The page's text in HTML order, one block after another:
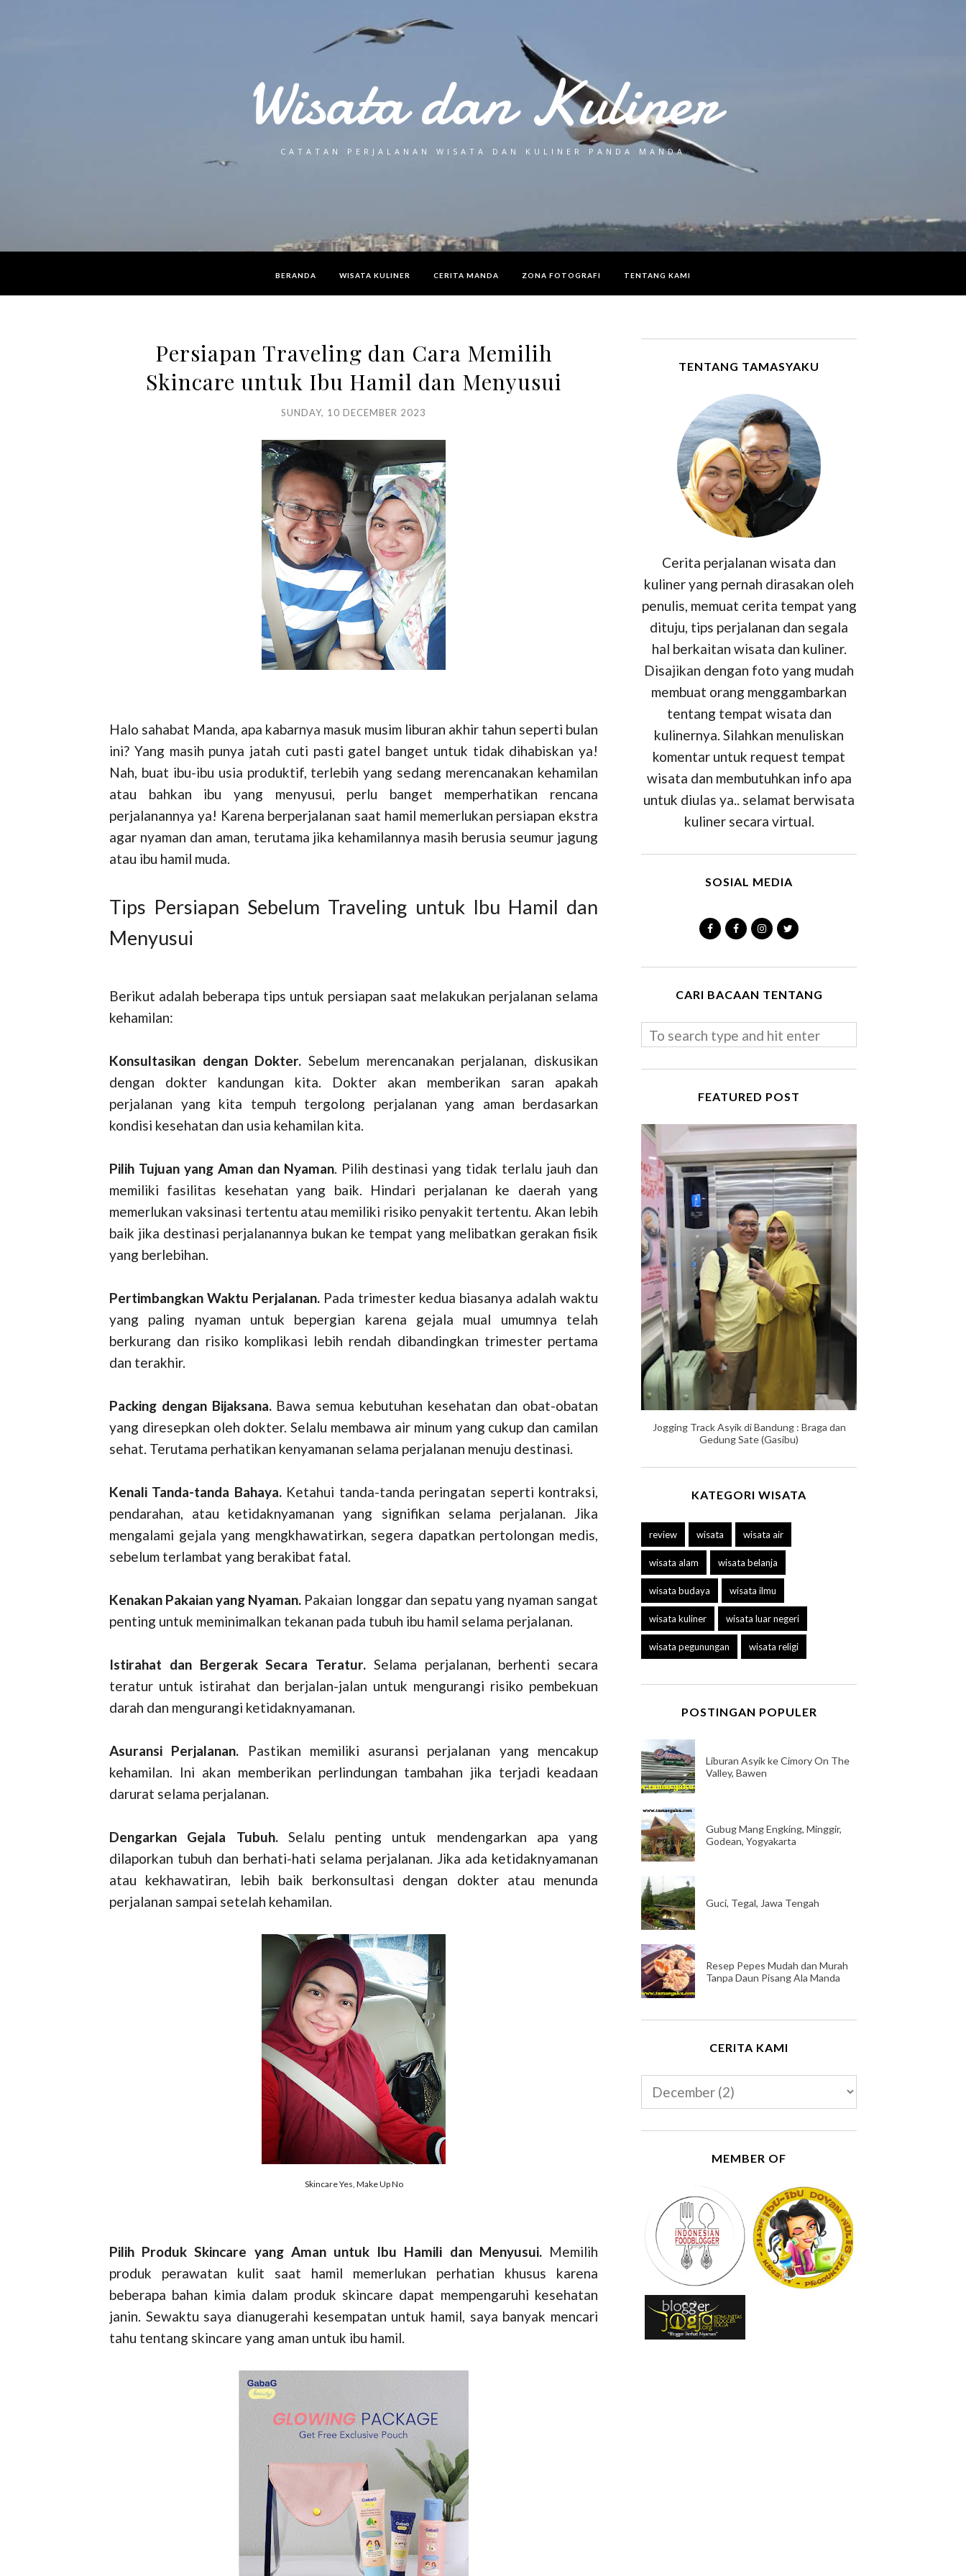
Wisata dan Kuliner
CATATAN PERJALANAN WISATA DAN KULINER PANDA MANDA
BERANDA WISATA KULINER CERITA MANDA ZONA FOTOGRAFI TENTANG KAMI
Persiapan Traveling dan Cara Memilih
Skincare untuk Ibu Hamil dan Menyusui
SUNDAY, 10 DECEMBER 2023
Halo sahabat Manda, apa kabarnya masuk musim liburan akhir tahun seperti bulan
ini? Yang masih punya jatah cuti pasti gatel banget untuk tidak dihabiskan ya!
Nah, buat ibu-ibu usia produktif, terlebih yang sedang merencanakan kehamilan
atau bahkan ibu yang menyusui, perlu banget memperhatikan rencana
perjalanannya ya! Karena berperjalanan saat hamil memerlukan persiapan ekstra
agar nyaman dan aman, terutama jika kehamilannya masih berusia seumur jagung
atau ibu hamil muda.
Tips Persiapan Sebelum Traveling untuk Ibu Hamil dan
Menyusui
Berikut adalah beberapa tips untuk persiapan saat melakukan perjalanan selama
kehamilan:
Konsultasikan dengan Dokter. Sebelum merencanakan perjalanan, diskusikan
dengan dokter kandungan kita. Dokter akan memberikan saran apakah
perjalanan yang kita tempuh tergolong perjalanan yang aman berdasarkan
kondisi kesehatan dan usia kehamilan kita.
Pilih Tujuan yang Aman dan Nyaman. Pilih destinasi yang tidak terlalu jauh dan
memiliki fasilitas kesehatan yang baik. Hindari perjalanan ke daerah yang
memerlukan vaksinasi tertentu atau memiliki risiko penyakit tertentu. Akan lebih
baik jika destinasi perjalanannya bukan ke tempat yang melibatkan gerakan fisik
yang berlebihan.
Pertimbangkan Waktu Perjalanan. Pada trimester kedua biasanya adalah waktu
yang paling nyaman untuk bepergian karena gejala mual umumnya telah
berkurang dan risiko komplikasi lebih rendah dibandingkan trimester pertama
dan terakhir.
Packing dengan Bijaksana.Bawa semua kebutuhan kesehatan dan obat-obatan
yang diresepkan oleh dokter. Selalu membawa air minum yang cukup dan camilan
sehat. Terutama perhatikan kenyamanan selama perjalanan menuju destinasi.
Kenali Tanda-tanda Bahaya.Ketahui tanda-tanda peringatan seperti kontraksi,
pendarahan, atau ketidaknyamanan yang signifikan selama perjalanan. Jika
mengalami gejala yang mengkhawatirkan, segera dapatkan pertolongan medis,
sebelum terlambat yang berakibat fatal.
Kenakan Pakaian yang Nyaman. Pakaian longgar dan sepatu yang nyaman sangat
penting untuk meminimalkan tekanan pada tubuh ibu hamil selama perjalanan.
Istirahat dan Bergerak Secara Teratur. Selama perjalanan, berhenti secara
teratur untuk istirahat dan berjalan-jalan untuk mengurangi risiko pembekuan
darah dan mengurangi ketidaknyamanan.
Asuransi Perjalanan.
Pastikan memiliki asuransi perjalanan yang mencakup
kehamilan. Ini akan memberikan perlindungan tambahan jika terjadi keadaan
darurat selama perjalanan.
Dengarkan Gejala Tubuh.Selalu penting untuk mendengarkan apa yang
dilaporkan tubuh dan berhati-hati selama perjalanan. Jika ada ketidaknyamanan
atau kekhawatiran, lebih baik berkonsultasi dengan dokter atau menunda
perjalanan sampai setelah kehamilan.
Skincare Yes, Make Up No
Pilih Produk Skincare yang Aman untuk Ibu Hamili dan Menyusui.Memilih
produk perawatan kulit saat hamil memerlukan perhatian khusus karena
beberapa bahan kimia dalam produk skincare dapat mempengaruhi kesehatan
janin. Sewaktu saya dianugerahi kesempatan untuk hamil, saya banyak mencari
tahu tentang skincare yang aman untuk ibu hamil.
TENTANG TAMASYAKU
Cerita perjalanan wisata dan
kuliner yang pernah dirasakan oleh
penulis, memuat cerita tempat yang
dituju, tips perjalanan dan segala
hal berkaitan wisata dan kuliner.
Disajikan dengan foto yang mudah
membuat orang menggambarkan
tentang tempat wisata dan
kulinernya. Silahkan menuliskan
komentar untuk request tempat
wisata dan membutuhkan info apa
untuk diulas ya.. selamat berwisata
kuliner secara virtual.
SOSIAL MEDIA
CARI BACAAN TENTANG
FEATURED POST
Jogging Track Asyik di Bandung : Braga dan
Gedung Sate (Gasibu)
KATEGORI WISATA
review wisata wisata air
wisata alam wisata belanja
wisata budaya wisata ilmu
wisata kuliner wisata luar negeri
wisata pegunungan wisata religi
POSTINGAN POPULER
Liburan Asyik ke Cimory On The
Valley, Bawen
Gubug Mang Engking, Minggir,
Godean, Yogyakarta
Guci, Tegal, Jawa Tengah
Resep Pepes Mudah dan Murah
Tanpa Daun Pisang Ala Manda
CERITA KAMI
MEMBER OF